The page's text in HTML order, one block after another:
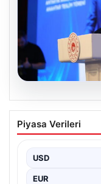
Bakan
sorumluluktur
Kurum, Hatay'da
Piyasa Verileri
USD
EUR